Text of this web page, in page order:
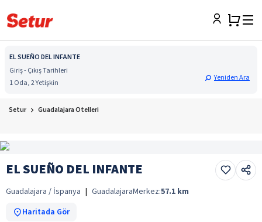
EL SUEÑO DEL INFANTE
Giriş - Çıkış Tarihleri
1 Oda, 2 Yetişkin
Yeniden Ara
Setur Guadalajara Otelleri
EL SUEÑO DEL INFANTE
Guadalajara / İspanya | GuadalajaraMerkez:57.1 km
Haritada Gör